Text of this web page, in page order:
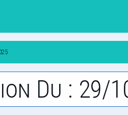
Du : 29/